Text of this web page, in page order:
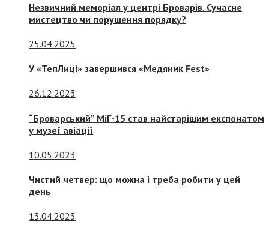
Незвичний меморіал у центрі Броварів. Сучасне
мистецтво чи порушення порядку?
25.04.2025
У «ТепЛиці» завершився «Медяник Fest»
26.12.2023
“Броварський” МіГ-15 став найстарішим експонатом
у музеї авіації
10.05.2023
Чистий четвер: що можна і треба робити у цей
день
13.04.2023